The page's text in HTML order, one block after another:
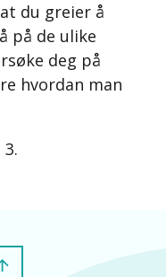
du greier å
på de ulike
deg på
hvordan man